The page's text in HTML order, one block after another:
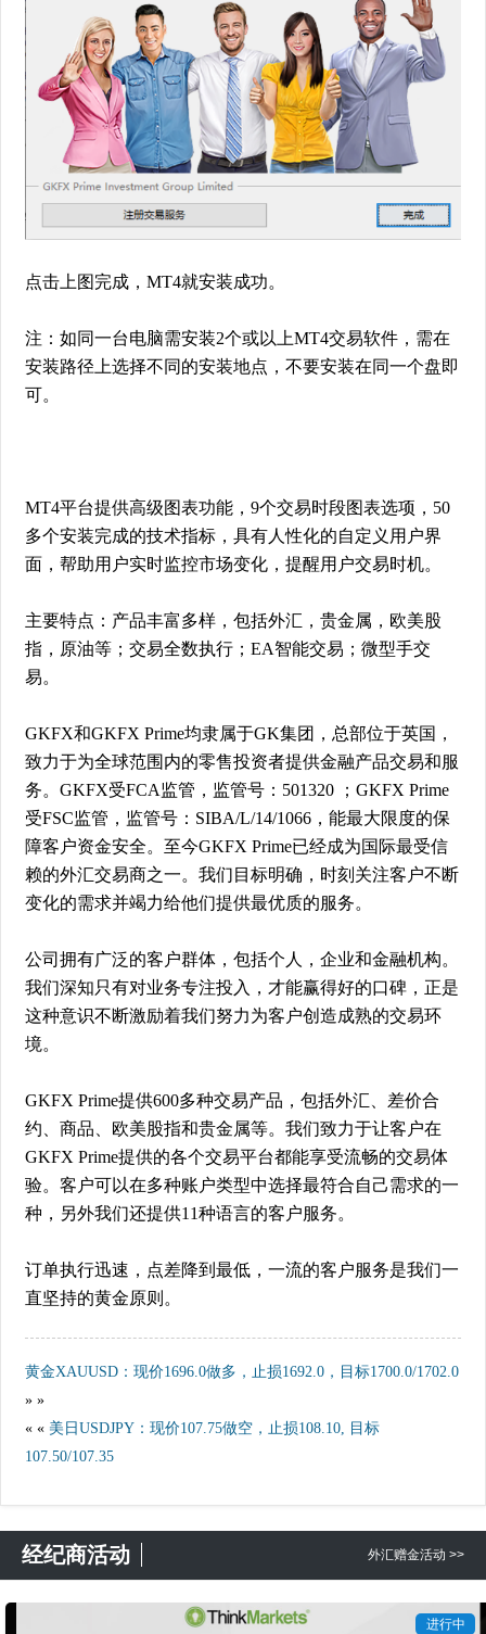
点击上图完成，MT4就安装成功。
注：如同一台电脑需安装2个或以上MT4交易软件，需在
安装路径上选择不同的安装地点，不要安装在同一个盘即
可。
MT4平台提供高级图表功能，9个交易时段图表选项，50
多个安装完成的技术指标，具有人性化的自定义用户界
面，帮助用户实时监控市场变化，提醒用户交易时机。
主要特点：产品丰富多样，包括外汇，贵金属，欧美股
指，原油等；交易全数执行；EA智能交易；微型手交
易。
GKFX和GKFX Prime均隶属于GK集团，总部位于英国，
致力于为全球范围内的零售投资者提供金融产品交易和服
务。GKFX受FCA监管，监管号：501320 ；GKFX Prime
受FSC监管，监管号：SIBA/L/14/1066，能最大限度的保
障客户资金安全。至今GKFX Prime已经成为国际最受信
赖的外汇交易商之一。我们目标明确，时刻关注客户不断
变化的需求并竭力给他们提供最优质的服务。
公司拥有广泛的客户群体，包括个人，企业和金融机构。
我们深知只有对业务专注投入，才能赢得好的口碑，正是
这种意识不断激励着我们努力为客户创造成熟的交易环
境。
GKFX Prime提供600多种交易产品，包括外汇、差价合
约、商品、欧美股指和贵金属等。我们致力于让客户在
GKFX Prime提供的各个交易平台都能享受流畅的交易体
验。客户可以在多种账户类型中选择最符合自己需求的一
种，另外我们还提供11种语言的客户服务。
订单执行迅速，点差降到最低，一流的客户服务是我们一
直坚持的黄金原则。
黄金XAUUSD：现价1696.0做多，止损1692.0，目标1700.0/1702.0
» »
« « 美日USDJPY：现价107.75做空，止损108.10, 目标
107.50/107.35
经纪商活动 外汇赠金活动 >>
进行中